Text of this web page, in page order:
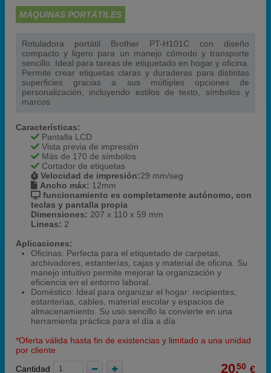
MÁQUINAS PORTÁTILES
Rotuladora portátil Brother PT-H101C con diseño
compacto y ligero para un manejo cómodo y transporte
sencillo. Ideal para tareas de etiquetado en hogar y oficina.
Permite crear etiquetas claras y duraderas para distintas
superficies gracias a sus múltiples opciones de
personalización, incluyendo estilos de texto, símbolos y
marcos
Características:
Pantalla LCD
Vista previa de impresión
Más de 170 de símbolos
Cortador de etiquetas
Velocidad de impresión:29 mm/seg
Ancho máx: 12mm
funcionamiento es completamente autónomo, con
teclas y pantalla propia
Dimensiones: 207 x 110 x 59 mm
Lineas: 2
Aplicaciones:
Oficinas: Perfecta para el etiquetado de carpetas,
archivadores, estanterías, cajas y material de oficina. Su
manejo intuitivo permite mejorar la organización y
eficiencia en el entorno laboral.
Doméstico: Ideal para organizar el hogar: recipientes,
estanterías, cables, material escolar y espacios de
almacenamiento. Su uso sencillo la convierte en una
herramienta práctica para el día a día
*Oferta válida hasta fin de existencias y limitado a una unidad
por cliente
Cantidad
20,50 €